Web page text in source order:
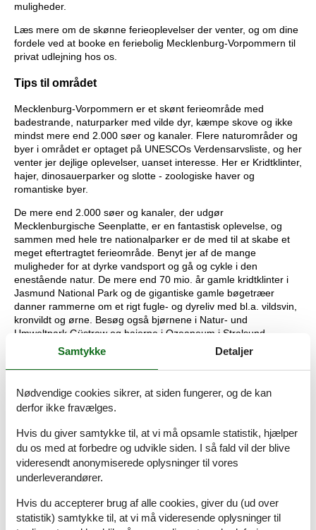
muligheder.
Læs mere om de skønne ferieoplevelser der venter, og om dine
fordele ved at booke en feriebolig Mecklenburg-Vorpommern til
privat udlejning hos os.
Tips til området
Mecklenburg-Vorpommern er et skønt ferieområde med
badestrande, naturparker med vilde dyr, kæmpe skove og ikke
mindst mere end 2.000 søer og kanaler. Flere naturområder og
byer i området er optaget på UNESCOs Verdensarvsliste, og her
venter jer dejlige oplevelser, uanset interesse. Her er Kridtklinter,
hajer, dinosauerparker og slotte - zoologiske haver og
romantiske byer.
De mere end 2.000 søer og kanaler, der udgør
Mecklenburgische Seenplatte, er en fantastisk oplevelse, og
sammen med hele tre nationalparker er de med til at skabe et
meget eftertragtet ferieområde. Benyt jer af de mange
muligheder for at dyrke vandsport og gå og cykle i den
enestående natur. De mere end 70 mio. år gamle kridtklinter i
Jasmund National Park og de gigantiske gamle bøgetræer
danner rammerne om et rigt fugle- og dyreliv med bl.a. vildsvin,
kronvildt og ørne. Besøg også bjørnene i Natur- und
Umweltpark Güstrow og hajerne i Ozeaneum i Stralsund.
Mecklenburg-Vorpommern har alt det, der skal til en perfekt
ferie. Mere end 2.000 søer og kanaler, skønne badestrande ved
Park, skove og zoologiske haver samt akvarier med vilde dyr, og
masser af kultur og action. Hansestad Wismar er en smuk og
Et andet skønt bekendtskab er hansestad og skibsfartsbyen
Rostock. Begge byer har oplevelser for hele familien. Tager I til
Rügen, finder I en helt ø fuld af oplevelser. Her kan I køre på
sommerkælkebakken, langs kysten med det hyggelige tog
Dinosaurierland Rügen.
Rügen er en del af det herlige feriested Mecklenburg-
Samtykke Detaljer
Nødvendige cookies sikrer, at siden fungerer, og de kan
derfor ikke fravælges.
Hvis du giver samtykke til, at vi må opsamle statistik, hjælper
du os med at forbedre og udvikle siden. I så fald vil der blive
videresendt anonymiserede oplysninger til vores
underleverandører.
Hvis du accepterer brug af alle cookies, giver du (ud over
statistik) samtykke til, at vi må videresende oplysninger til